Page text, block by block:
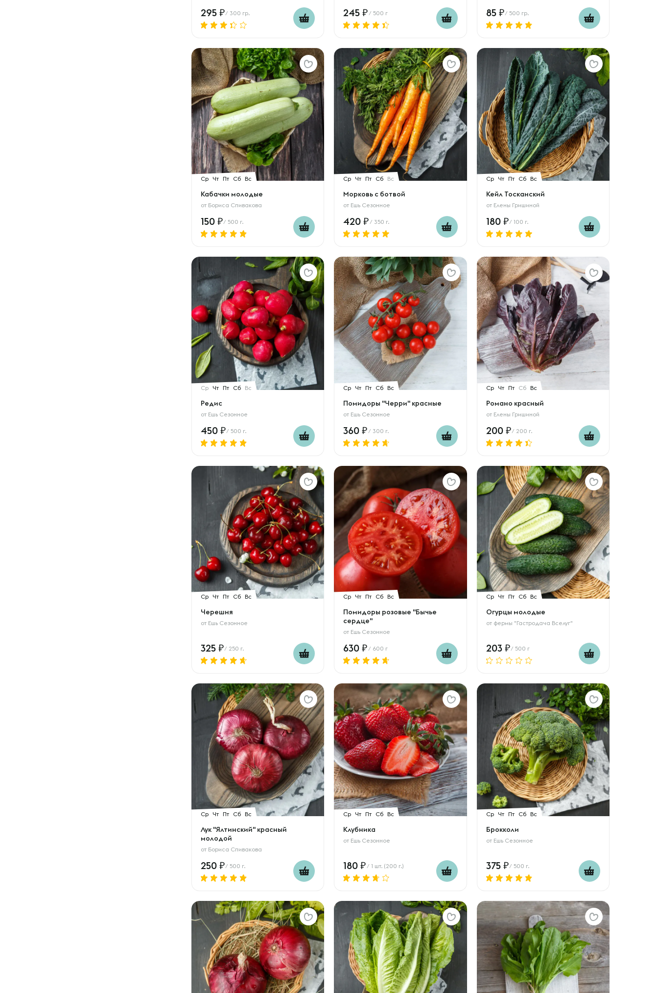
295 / 300 гр. 245 / 500 г 85 / 500 гр.
Ср Чт Пт Сб Вс
Кабачки молодые
от Бориса Спивакова
150 / 500 г.
Ср Чт Пт Сб Вс
Морковь с ботвой
от Ешь Сезонное
420 / 350 г.
Ср Чт Пт Сб Вс
Кейл Тосканский
от Елены Гришиной
180 / 100 г.
Ср Чт Пт Сб Вс
Редис
от Ешь Сезонное
450 / 500 г.
Ср Чт Пт Сб Вс
Помидоры "Черри" красные
от Ешь Сезонное
360 / 300 г.
Ср Чт Пт Сб Вс
Романо красный
от Елены Гришиной
200 / 200 г.
Ср Чт Пт Сб Вс
Черешня
от Ешь Сезонное
325 / 250 г.
Ср Чт Пт Сб Вс
Помидоры розовые "Бычье
сердце"
от Ешь Сезонное
630 / 600 г
Ср Чт Пт Сб Вс
Огурцы молодые
от фермы "Гастродача Вселуг"
203 / 500 г
Ср Чт Пт Сб Вс
Лук "Ялтинский" красный
молодой
от Бориса Спивакова
250 / 500 г.
Ср Чт Пт Сб Вс
Клубника
от Ешь Сезонное
180 / 1 шт. (200 г.)
Ср Чт Пт Сб Вс
Брокколи
от Ешь Сезонное
375 / 500 г.